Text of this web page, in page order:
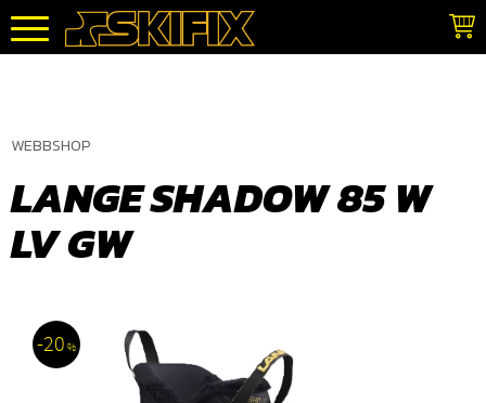
Meny
WEBBSHOP
LANGE SHADOW 85 W
LV GW
20 %